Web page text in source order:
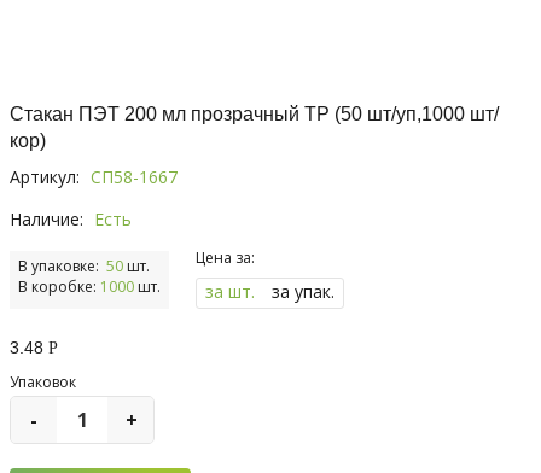
Стакан ПЭТ 200 мл прозрачный ТР (50 шт/уп,1000 шт/
кор)
Артикул: СП58-1667
Наличие: Есть
В упаковке: 50 шт.
В коробке: 1000 шт.
Цена за:
за шт. за упак.
3.48 Р
Упаковок
- +